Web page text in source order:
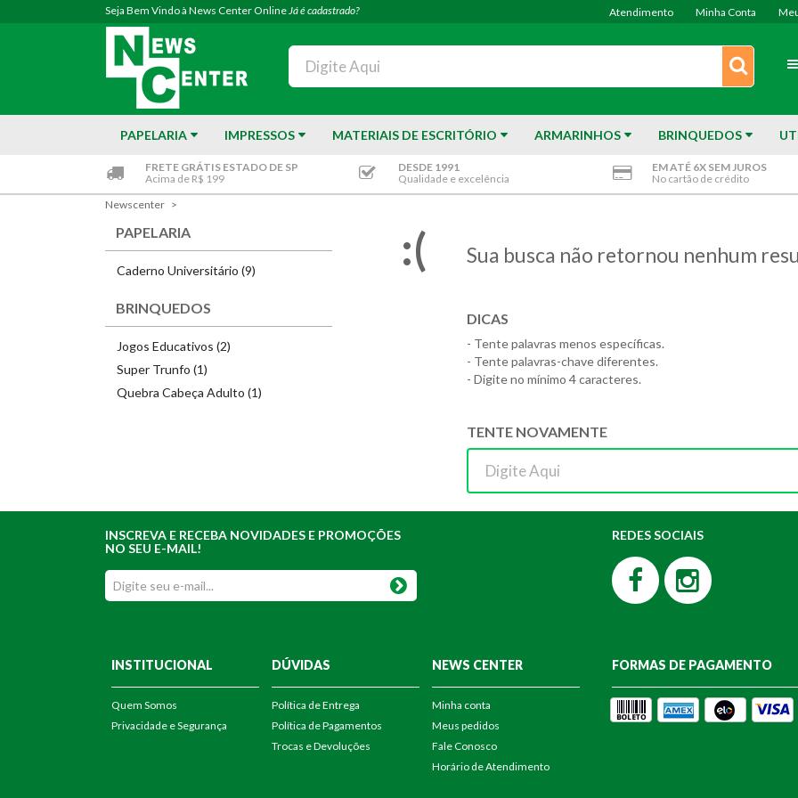
Seja Bem Vindo à News Center OnlineJá é cadastrado? Atendimento Minha Conta
PAPELARIA IMPRESSOS MATERIAIS DE ESCRITÓRIO ARMARINHOS BRINQUEDOS
FRETE GRÁTIS ESTADO DE SP
Acima de R$ 199
DESDE 1991
Qualidade e excelência
EM ATÉ 6X SEM JUROS
No cartão de crédito
Newscenter
PAPELARIA
Caderno Universitário (9)
BRINQUEDOS
Jogos Educativos (2)
Super Trunfo (1)
Quebra Cabeça Adulto (1)
:( Sua busca não retornou nenhum
DICAS
- Tente palavras menos específicas.
- Tente palavras-chave diferentes.
- Digite no mínimo 4 caracteres.
TENTE NOVAMENTE
INSCREVA E RECEBA NOVIDADES E PROMOÇÕES
NO SEU E-MAIL!
REDES SOCIAIS
INSTITUCIONAL
Quem Somos
Privacidade e Segurança
DÚVIDAS
Política de Entrega
Política de Pagamentos
Trocas e Devoluções
NEWS CENTER
Minha conta
Meus pedidos
Fale Conosco
Horário de Atendimento
FORMAS DE PAGAMENTO